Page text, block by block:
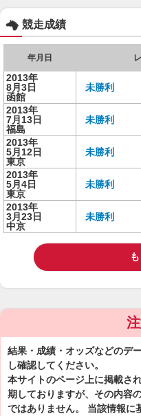
競走成績
年月日
2013年
8月3日
函館
未勝利
2013年
7月13日
福島
未勝利
2013年
5月12日
東京
未勝利
2013年
5月4日
東京
未勝利
2013年
3月23日
中京
未勝利
結果・成績・オッズなどのデ
し確認してください。
本サイトのページ上に掲載さ
期しておりますが、その内容
ではありません。 当該情報に